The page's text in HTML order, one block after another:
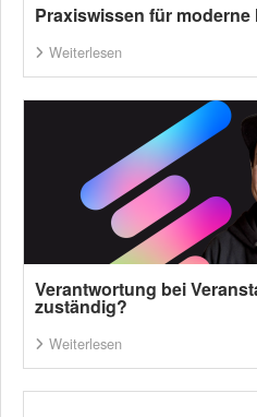
Praxiswissen für
Weiterlesen
Verantwortung bei
zuständig?
Weiterlesen